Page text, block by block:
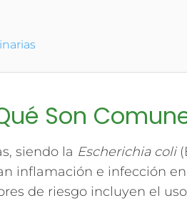
Son
siendo la Escherichia coli
inflamación e infección
de riesgo incluyen el